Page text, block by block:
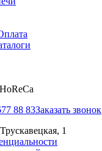
88 83Заказать звонок
1